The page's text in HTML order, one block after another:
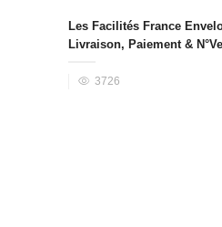
Les Facilités France
Livraison, Paiement &
3726